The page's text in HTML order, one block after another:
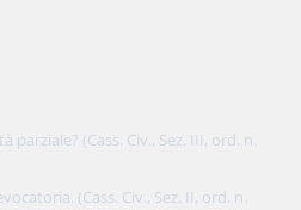
parziale? (Cass. Civ., Sez. III, ord. n.
(Cass. Civ., Sez. II, ord. n.